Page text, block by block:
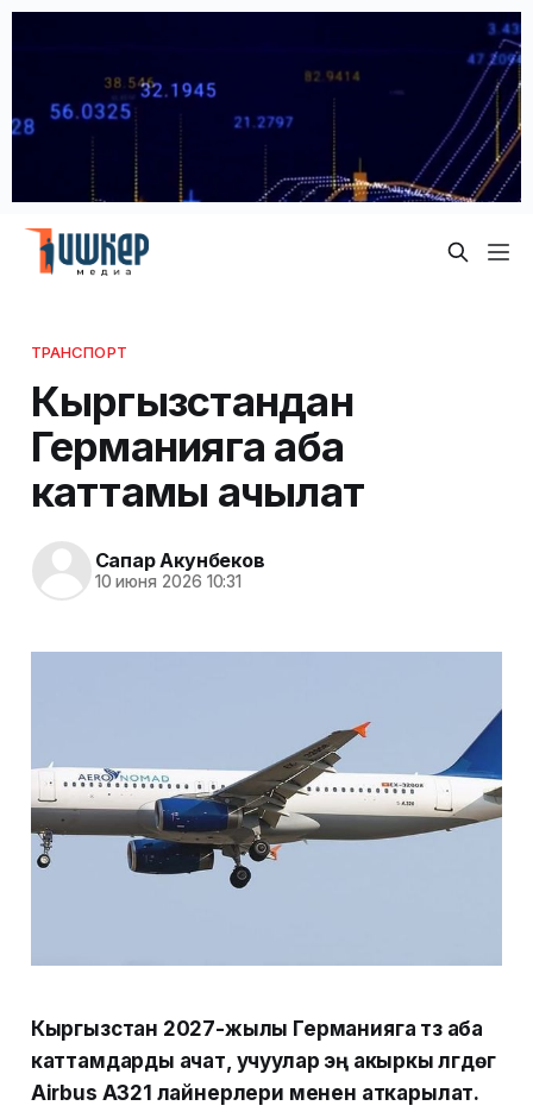
ТРАНСПОРТ
Кыргызстандан
Германияга аба
каттамы ачылат
Сапар Акунбеков
10 июня 2026 10:31
Кыргызстан 2027-жылы Германияга түз аба
каттамдарды ачат, учуулар эң акыркы үлгүдөгү
Airbus A321 лайнерлери менен аткарылат.